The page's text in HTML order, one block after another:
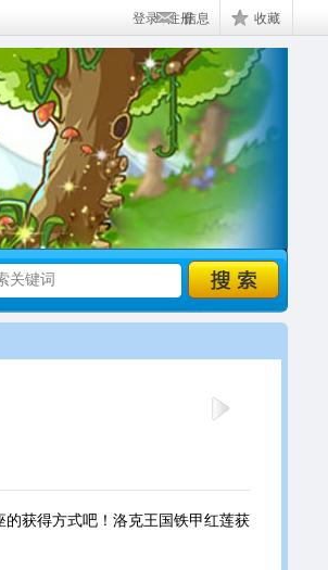
登录|注册信息 收藏
获得方式吧！洛克王国铁甲红莲获